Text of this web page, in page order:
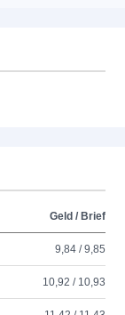
Geld / Brief
9,84 / 9,85
10,92 / 10,93